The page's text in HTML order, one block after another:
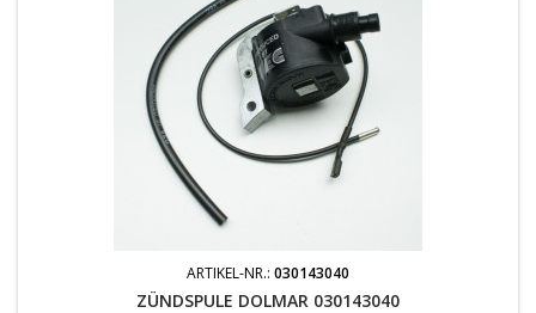
ARTIKEL-NR.: 030143040
ZÜNDSPULE DOLMAR 030143040